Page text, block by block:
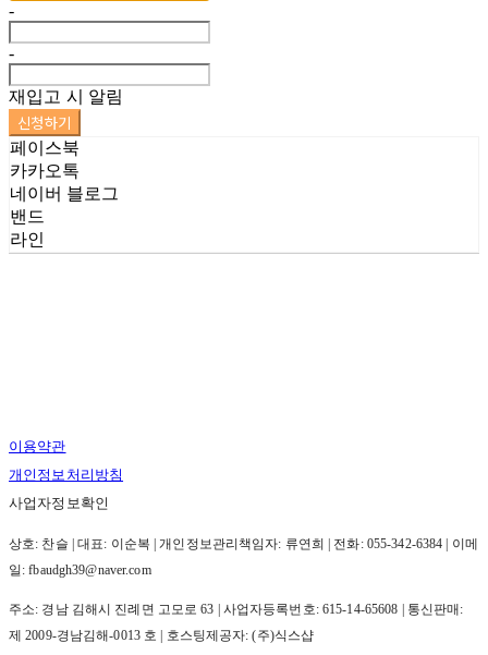
-
-
재입고 시 알림
신청하기
페이스북
카카오톡
네이버 블로그
밴드
라인
이용약관
개인정보처리방침
사업자정보확인
상호: 찬슬 | 대표: 이순복 | 개인정보관리책임자: 류연희 | 전화: 055-342-6384 | 이메
일: fbaudgh39@naver.com
주소: 경남 김해시 진례면 고모로 63 | 사업자등록번호: 615-14-65608 | 통신판매:
제 2009-경남김해-0013 호 | 호스팅제공자: (주)식스샵